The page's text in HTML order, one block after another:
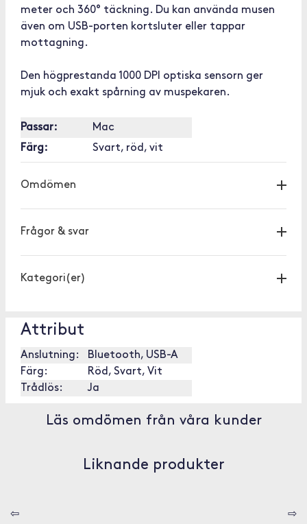
meter och 360° täckning. Du kan använda musen
även om USB-porten kortsluter eller tappar
mottagning.
Den högprestanda 1000 DPI optiska sensorn ger
mjuk och exakt spårning av muspekaren.
Passar:
Mac
Färg:
Svart, röd, vit
Omdömen
Frågor & svar
Kategori(er)
Attribut
Anslutning:
Bluetooth, USB-A
Färg:
Röd, Svart, Vit
Trådlös:
Ja
Läs omdömen från våra kunder
Liknande produkter
⇦ ⇨